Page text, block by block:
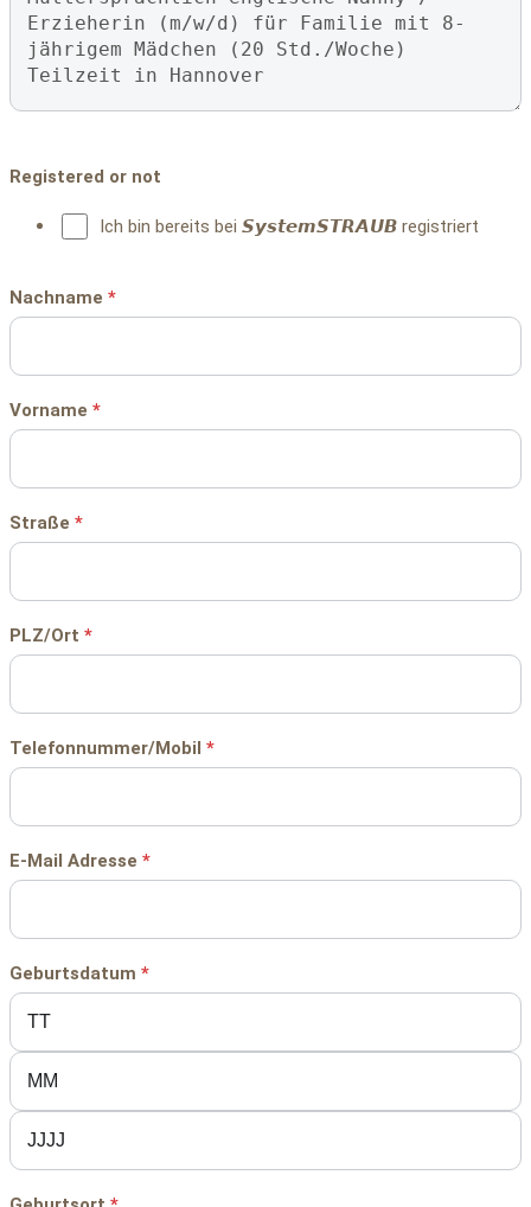
Registered or not
Ich bin bereits bei 𝙎𝙮𝙨𝙩𝙚𝙢𝙎𝙏𝙍𝘼𝙐𝘽 registriert
Nachname *
Vorname *
Straße *
PLZ/Ort *
Telefonnummer/Mobil *
E-Mail Adresse *
Geburtsdatum *